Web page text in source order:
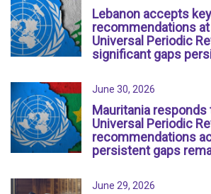
Lebanon accepts key
recommendations
Universal Periodic
significant gaps
June 30, 2026
Mauritania
Universal Periodic
recommendations
persistent gaps
June 29, 2026